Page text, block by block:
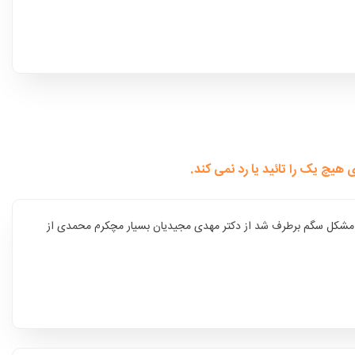
یک را تائید یا رد نمی کند.
سگم برطرف شد از دکتر مهدی مجیدیان بسیار مچکرم محمدی از